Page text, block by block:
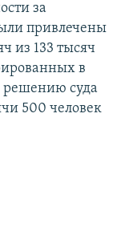
за
привлечены
из 133 тысяч
в
решению суда
500 человек